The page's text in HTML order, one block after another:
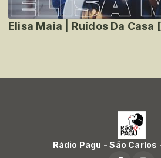
Elisa Maia | Ruídos Da Casa
Rádio Pagu - São Carlos